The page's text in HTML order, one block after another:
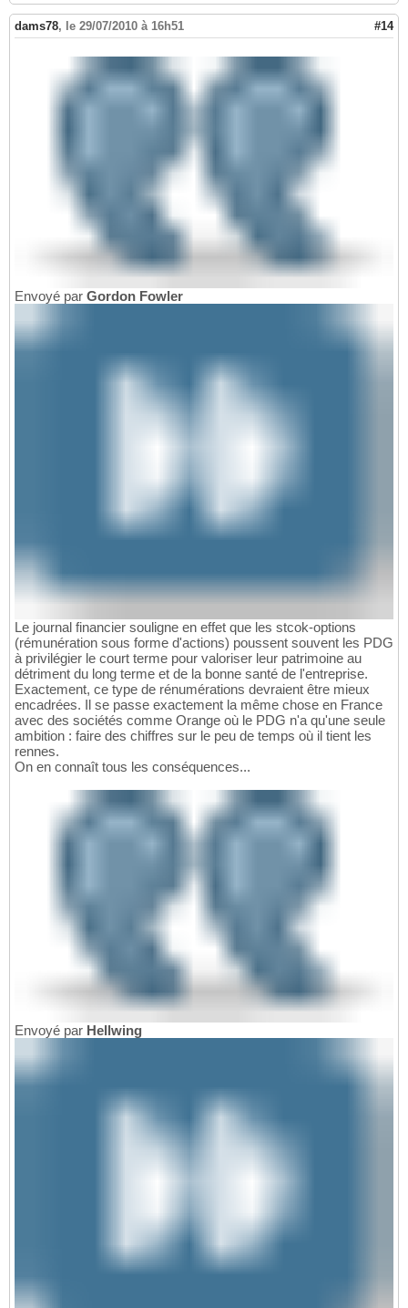
dams78, le 29/07/2010 à 16h51 #14
Envoyé par Gordon Fowler
Le journal financier souligne en effet que les stcok-options
(rémunération sous forme d'actions) poussent souvent les PDG
à privilégier le court terme pour valoriser leur patrimoine au
détriment du long terme et de la bonne santé de l'entreprise.
Exactement, ce type de rénumérations devraient être mieux
encadrées. Il se passe exactement la même chose en France
avec des sociétés comme Orange où le PDG n'a qu'une seule
ambition : faire des chiffres sur le peu de temps où il tient les
rennes.
On en connaît tous les conséquences...
Envoyé par Hellwing